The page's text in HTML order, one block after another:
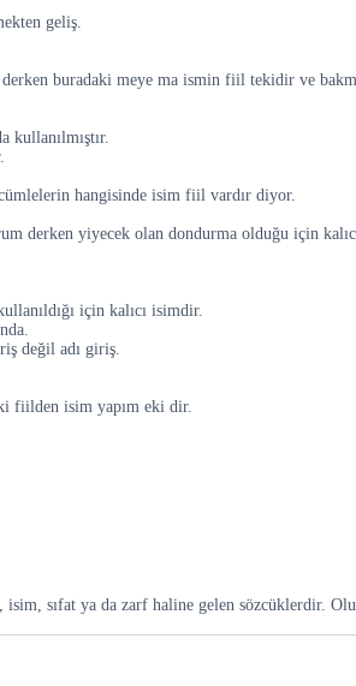
geliş.
derken buradaki meye ma ismin fiil tekidir ve
kullanılmıştır.
hangisinde isim fiil vardır diyor.
derken yiyecek olan dondurma olduğu için
için kalıcı isimdir.
değil adı giriş.
fiilden isim yapım eki dir.
sıfat ya da zarf haline gelen sözcüklerdir.